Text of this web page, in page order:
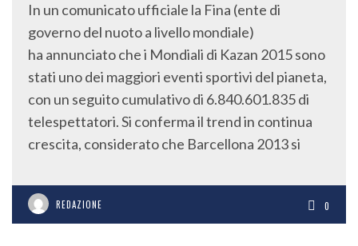
In un comunicato ufficiale la Fina (ente di
governo del nuoto a livello mondiale)
ha annunciato che i Mondiali di Kazan 2015 sono
stati uno dei maggiori eventi sportivi del pianeta,
con un seguito cumulativo di 6.840.601.835 di
telespettatori. Si conferma il trend in continua
crescita, considerato che Barcellona 2013 si
REDAZIONE 0